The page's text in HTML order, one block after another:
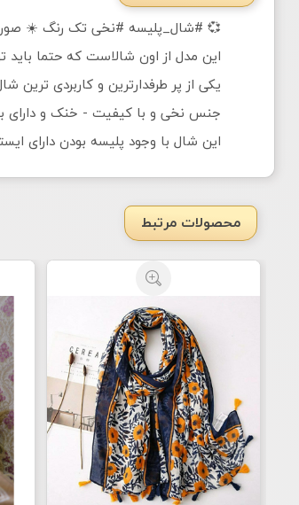
💞 #شال_پلیسه #نخی تک رنگ ☀️
این مدل از اون شالاست که حتما باید
یکی از پر طرفدارترین و کاربردی
جنس نخی و با کیفیت - خنک و دارای
این شال با وجود پلیسه بودن دارای
محصولات مرتبط